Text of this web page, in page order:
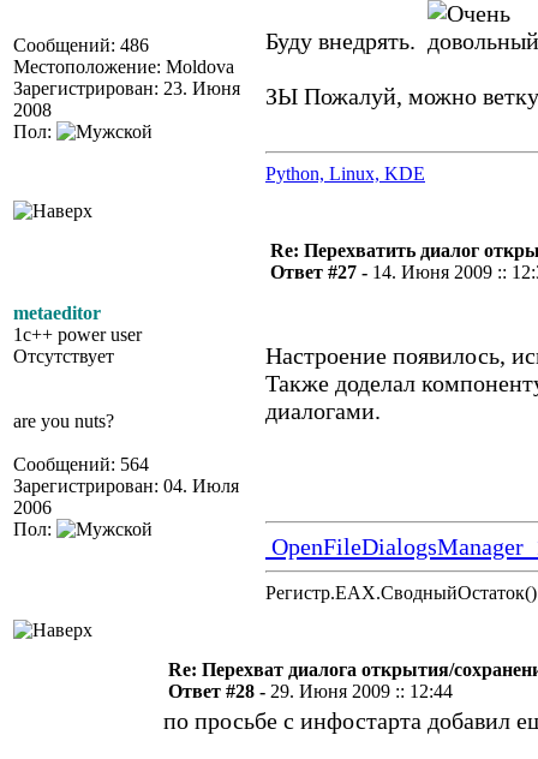
Сообщений: 486
Местоположение: Moldova
Зарегистрирован: 23. Июня
2008
Пол:
Буду внедрять.
ЗЫ Пожалуй, можно ветку
Python, Linux, KDE
metaeditor
1c++ power user
Отсутствует
are you nuts?
Сообщений: 564
Зарегистрирован: 04. Июля
2006
Пол:
Re: Перехватить диалог
Ответ #27 - 14. Июня 2009 ::
Настроение появилось,
Также доделал
диалогами.
Регистр.EAX.СводныйОстаток()
Re: Перехват диалога открытия/
Ответ #28 - 29. Июня 2009 :: 12:44
по просьбе с инфостарта добавил